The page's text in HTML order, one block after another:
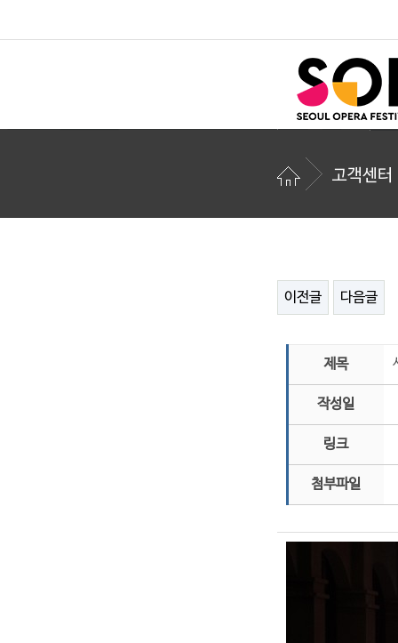
고객센터
이전글 다음글
제목
작성일
링크
첨부파일